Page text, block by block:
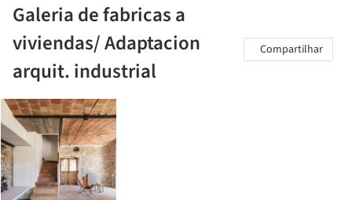
Galeria de fabricas a
viviendas/ Adaptacion
arquit. industrial
Compartilhar